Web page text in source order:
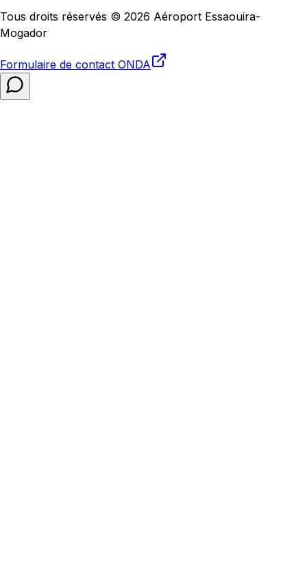
Tous droits réservés © 2026 Aéroport Essaouira-
Mogador
Formulaire de contact ONDA